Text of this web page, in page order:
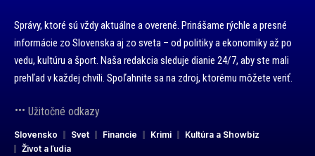
Správy, ktoré sú vždy aktuálne a overené. Prinášame rýchle a presné
informácie zo Slovenska aj zo sveta – od politiky a ekonomiky až po
vedu, kultúru a šport. Naša redakcia sleduje dianie 24/7, aby ste mali
prehľad v každej chvíli. Spoľahnite sa na zdroj, ktorému môžete veriť.
Užitočné odkazy
Slovensko Svet Financie Krimi
Kultúra a Showbiz
Život a ľudia